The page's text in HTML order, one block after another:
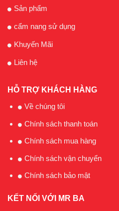
Sản phẩm
cẩm nang sử dụng
Khuyến Mãi
Liên hệ
HỖ TRỢ KHÁCH HÀNG
Về chúng tôi
Chính sách thanh toán
Chính sách mua hàng
Chính sách vận chuyển
Chính sách bảo mật
KẾT NỐI VỚI MR BA